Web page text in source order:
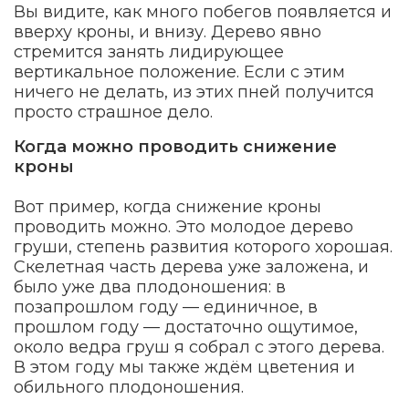
Вы видите, как много побегов появляется и
вверху кроны, и внизу. Дерево явно
стремится занять лидирующее
вертикальное положение. Если с этим
ничего не делать, из этих пней получится
просто страшное дело.
Когда можно проводить снижение
кроны
Вот пример, когда снижение кроны
проводить можно. Это молодое дерево
груши, степень развития которого хорошая.
Скелетная часть дерева уже заложена, и
было уже два плодоношения: в
позапрошлом году — единичное, в
прошлом году — достаточно ощутимое,
около ведра груш я собрал с этого дерева.
В этом году мы также ждём цветения и
обильного плодоношения.